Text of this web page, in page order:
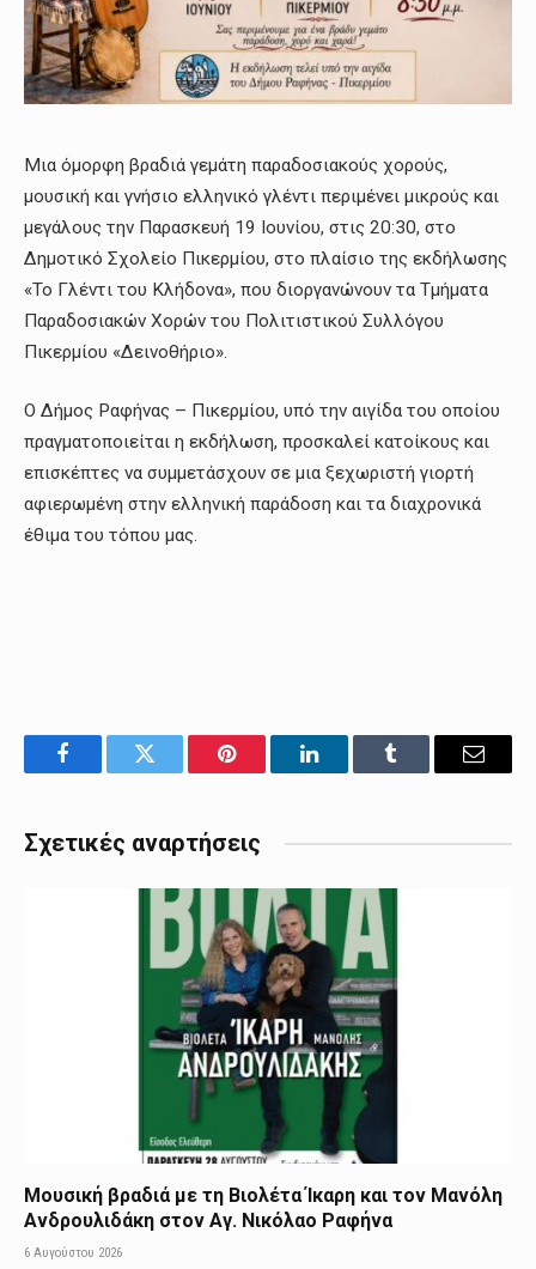
Μια όμορφη βραδιά γεμάτη παραδοσιακούς χορούς,
μουσική και γνήσιο ελληνικό γλέντι περιμένει μικρούς και
μεγάλους την Παρασκευή 19 Ιουνίου, στις 20:30, στο
Δημοτικό Σχολείο Πικερμίου, στο πλαίσιο της εκδήλωσης
«Το Γλέντι του Κλήδονα», που διοργανώνουν τα Τμήματα
Παραδοσιακών Χορών του Πολιτιστικού Συλλόγου
Πικερμίου «Δεινοθήριο».
Ο Δήμος Ραφήνας – Πικερμίου, υπό την αιγίδα του οποίου
πραγματοποιείται η εκδήλωση, προσκαλεί κατοίκους και
επισκέπτες να συμμετάσχουν σε μια ξεχωριστή γιορτή
αφιερωμένη στην ελληνική παράδοση και τα διαχρονικά
έθιμα του τόπου μας.
FacebookTwitter Pinterest LinkedInTumblr Email
Σχετικές αναρτήσεις
Μουσική βραδιά με τη Βιολέτα Ίκαρη και τον Μανόλη
Ανδρουλιδάκη στον Αγ. Νικόλαο Ραφήνα
6 Αυγούστου 2026